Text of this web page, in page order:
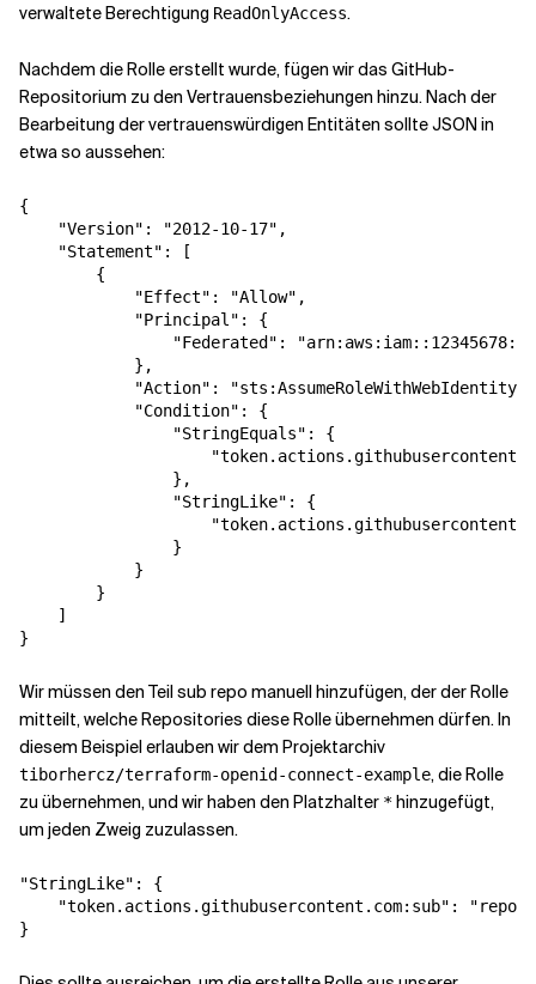
verwaltete Berechtigung ReadOnlyAccess.
Nachdem die Rolle erstellt wurde, fügen wir das GitHub-
Repositorium zu den Vertrauensbeziehungen hinzu. Nach der
Bearbeitung der vertrauenswürdigen Entitäten sollte JSON in
etwa so aussehen:
{
    "Version": "2012-10-17",
    "Statement": [
        {
            "Effect": "Allow",
            "Principal": {
"Federated":
            },
            "Action": "sts:AssumeRoleWithWebIdentity",
            "Condition": {
                "StringEquals": {
                },
                "StringLike": {
                }
            }
        }
    ]
Wir müssen den Teil sub repo manuell hinzufügen, der der Rolle
mitteilt, welche Repositories diese Rolle übernehmen dürfen. In
diesem Beispiel erlauben wir dem Projektarchiv
tiborhercz/terraform-openid-connect-example, die Rolle
zu übernehmen, und wir haben den Platzhalter *hinzugefügt,
um jeden Zweig zuzulassen.
"StringLike": {
"token.actions.githubusercontent.com:sub":